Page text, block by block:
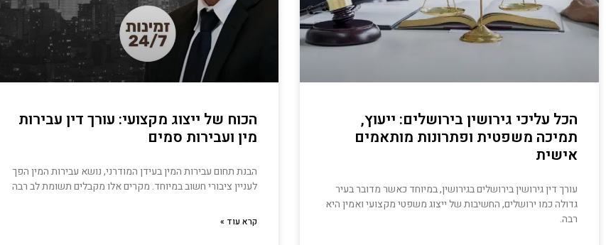
הכל עליכי גירושין בירושלים: ייעוץ,
תמיכה משפטית ופתרונות מותאמים
אישית
עורך דין גירושין בירושלים בגירושין, במיוחד כאשר מדובר בעיר
גדולה כמו ירושלים, החשיבות של ייצוג משפטי מקצועי ואמין היא
רבה.
הכוח של ייצוג מקצועי: עורך דין עבירות
מין ועבירות סמים
הבנת תחום עבירות המין בעידן המודרני, נושא עבירות המין הפך
לעניין ציבורי חשוב במיוחד. מקרים אלו מקבלים תשומת לב רבה
קרא עוד »